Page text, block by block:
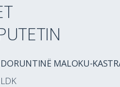
DORUNTINË MALOKU-
LDK